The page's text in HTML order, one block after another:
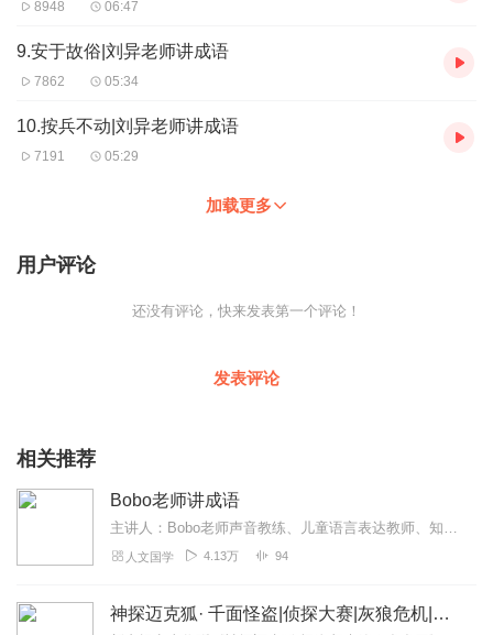
8948 06:47
9.安于故俗|刘异老师讲成语
7862 05:34
10.按兵不动|刘异老师讲成语
7191 05:29
加载更多
用户评论
还没有评论，快来发表第一个评论！
发表评论
相关推荐
Bobo老师讲成语
主讲人：Bobo老师声音教练、儿童语言表达教师、知名网络电台主播，全网电台节目收听量过亿，声音训练营培养学员过万，配音出版的儿童科普动画《这是什么·阿嘟白泽》《...
人文国学 4.13万 94
神探迈克狐· 千面怪盗|侦探大赛|灰狼危机|多多罗